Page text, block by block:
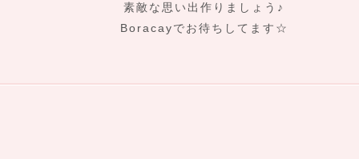
素敵な思い出作りましょう♪
Boracayでお待ちしてます☆